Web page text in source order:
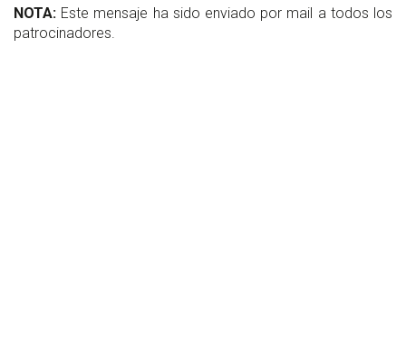
NOTA: Este mensaje ha sido enviado por mail a todos los
patrocinadores.